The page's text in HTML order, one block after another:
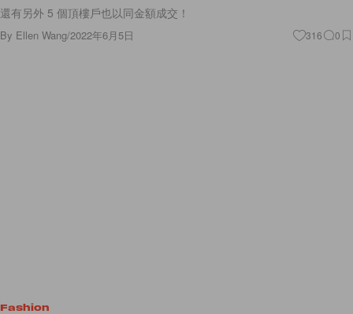
還有另外 5 個頂樓戶也以同金額成交！
By Ellen Wang/2022年6月5日 316 0
Fashion